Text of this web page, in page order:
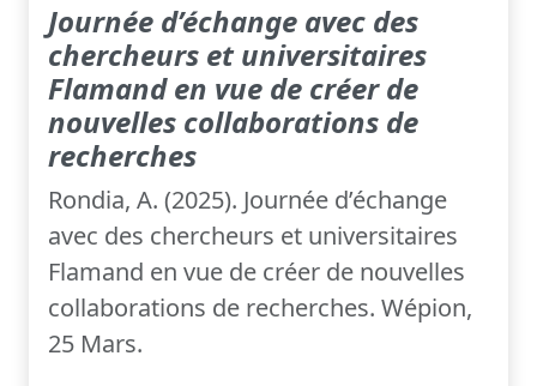
Journée d’échange avec des
chercheurs et universitaires
Flamand en vue de créer de
nouvelles collaborations de
recherches
Rondia, A. (2025). Journée d’échange
avec des chercheurs et universitaires
Flamand en vue de créer de nouvelles
collaborations de recherches. Wépion,
25 Mars.